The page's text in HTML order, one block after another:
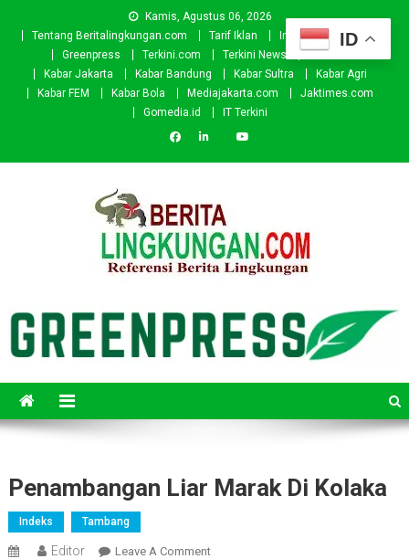
Kamis, Agustus 06, 2026
Tentang Beritalingkungan.com
Tarif Iklan Investor
Donasi
Greenpress
Terkini.com Terkini News
Kabar.id
Kabar Jakarta
Kabar Bandung Kabar Sultra
Kabar Agri
Kabar FEM
Kabar Bola Mediajakarta.com
Jaktimes.com
Gomedia.id
IT Terkini
Penambangan Liar Marak Di Kolaka
Indeks Tambang
Editor Leave A CommentOn
ID